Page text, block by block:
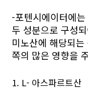
-포텐시에이터에
두 성분으로 구성
미노산에 해당되
쪽의 많은 영향을
1. L- 아스파르트산